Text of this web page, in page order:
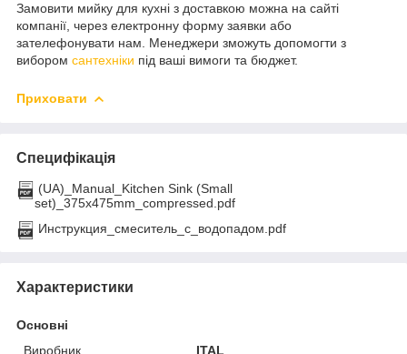
Замовити мийку для кухні з доставкою можна на сайті
компанії, через електронну форму заявки або
зателефонувати нам. Менеджери зможуть допомогти з
вибором сантехніки під ваші вимоги та бюджет.
Приховати
Специфікація
(UA)_Manual_Kitchen Sink (Small
set)_375x475mm_compressed.pdf
Инструкция_смеситель_с_водопадом.pdf
Характеристики
Основні
Виробник
ITAL